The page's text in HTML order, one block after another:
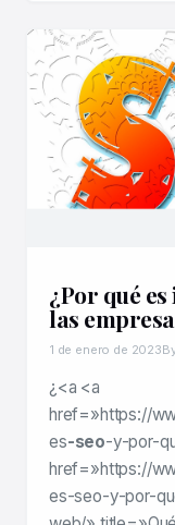
¿Por qué
las
1 de enero de 2023
¿<a <a
href=»https://
es-seo-y-por-
href=»https://
es-seo-y-por-